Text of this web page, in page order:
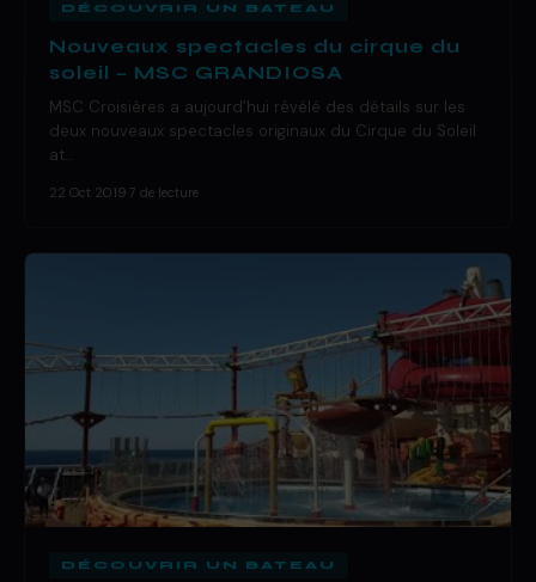
DÉCOUVRIR UN BATEAU
Nouveaux spectacles du cirque du
soleil – MSC GRANDIOSA
MSC Croisières a aujourd’hui révélé des détails sur les
deux nouveaux spectacles originaux du Cirque du Soleil
at…
22 Oct 2019 7 de lecture
DÉCOUVRIR UN BATEAU